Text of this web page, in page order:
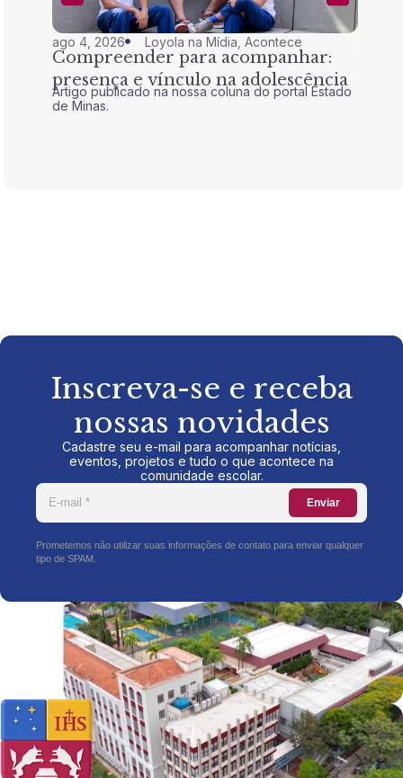
ago 4, 2026 Loyola na Mídia ,Acontece
Compreender para acompanhar:
presença e vínculo na adolescência
Artigo publicado na nossa coluna do portal Estado
de Minas.
Inscreva-se e receba
nossas novidades
Cadastre seu e-mail para acompanhar notícias,
eventos, projetos e tudo o que acontece na
comunidade escolar.
Enviar
Prometemos não utilizar suas informações de contato para enviar qualquer
tipo de SPAM.